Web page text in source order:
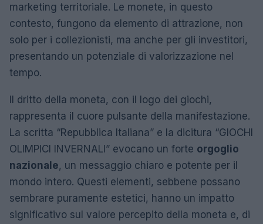
marketing territoriale. Le monete, in questo
contesto, fungono da elemento di attrazione, non
solo per i collezionisti, ma anche per gli investitori,
presentando un potenziale di valorizzazione nel
tempo.
Il dritto della moneta, con il logo dei giochi,
rappresenta il cuore pulsante della manifestazione.
La scritta “Repubblica Italiana” e la dicitura “GIOCHI
OLIMPICI INVERNALI” evocano un forte orgoglio
nazionale, un messaggio chiaro e potente per il
mondo intero. Questi elementi, sebbene possano
sembrare puramente estetici, hanno un impatto
significativo sul valore percepito della moneta e, di